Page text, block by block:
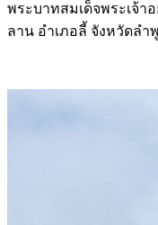
พระบาทสมเด็จพระเจ้
ลาน อำเภอลี้ จังหวัดลำ